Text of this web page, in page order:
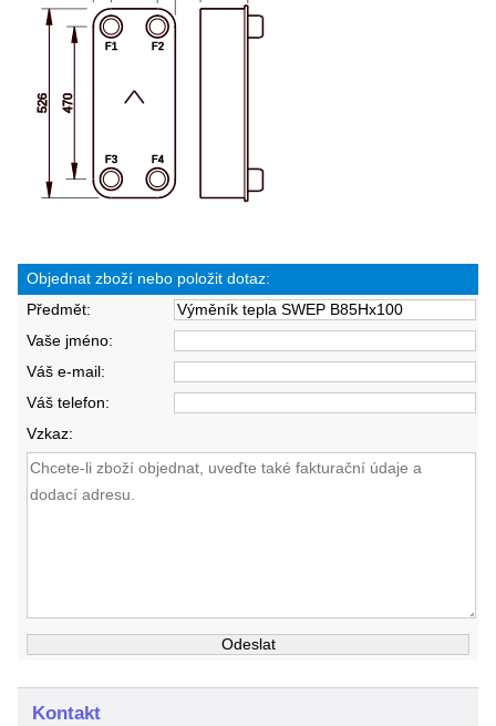
Objednat zboží nebo položit dotaz:
Předmět:
Vaše jméno:
Váš e-mail:
Váš telefon:
Vzkaz:
Kontakt